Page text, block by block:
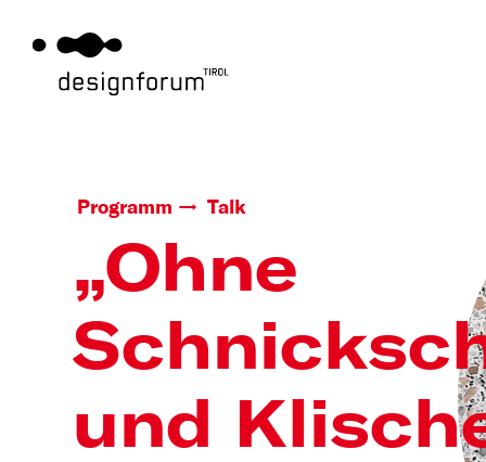
Programm Talk
„Ohne
und